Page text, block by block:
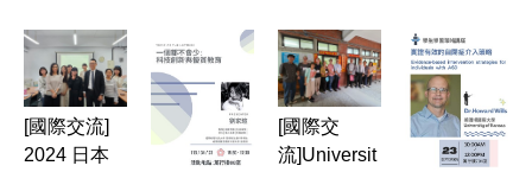
[國際交流]
2024 日本
[國際交
流]Universit